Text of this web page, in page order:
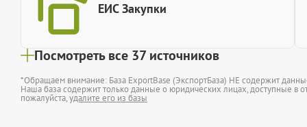
ЕИС Закупки
Посмотреть все 37 источников
*Обращаем внимание: База ExportBase (ЭкспортБаза) НЕ содержит
Наша база содержит только данные о юридических лицах, доступные в
пожалуйста,удалите его из базы